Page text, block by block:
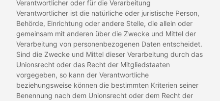
Verantwortlicher oder für die Verarbeitung
Verantwortlicher ist die natürliche oder juristische Person,
Behörde, Einrichtung oder andere Stelle, die allein oder
gemeinsam mit anderen über die Zwecke und Mittel der
Verarbeitung von personenbezogenen Daten entscheidet.
Sind die Zwecke und Mittel dieser Verarbeitung durch das
Unionsrecht oder das Recht der Mitgliedstaaten
vorgegeben, so kann der Verantwortliche
beziehungsweise können die bestimmten Kriterien seiner
Benennung nach dem Unionsrecht oder dem Recht der